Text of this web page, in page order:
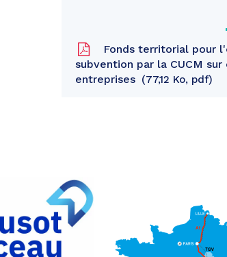
Fonds territorial pour
subvention par la CUCM
entreprises
77,12 Ko, pdf
Partager
sur
Facebook
Partager